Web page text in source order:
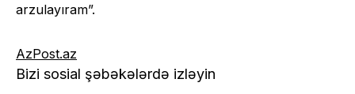
arzulayıram”.
AzPost.az
Bizi sosial şəbəkələrdə izləyin